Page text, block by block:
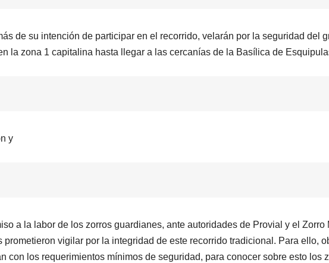
de su intención de participar en el recorrido, velarán por la seguridad del
la zona 1 capitalina hasta llegar a las cercanías de la Basílica de
y
a la labor de los zorros guardianes, ante autoridades de Provial y el Zorro
vigilar por la integridad de este recorrido tradicional. Para ello,
con los requerimientos mínimos de seguridad, para conocer sobre esto los